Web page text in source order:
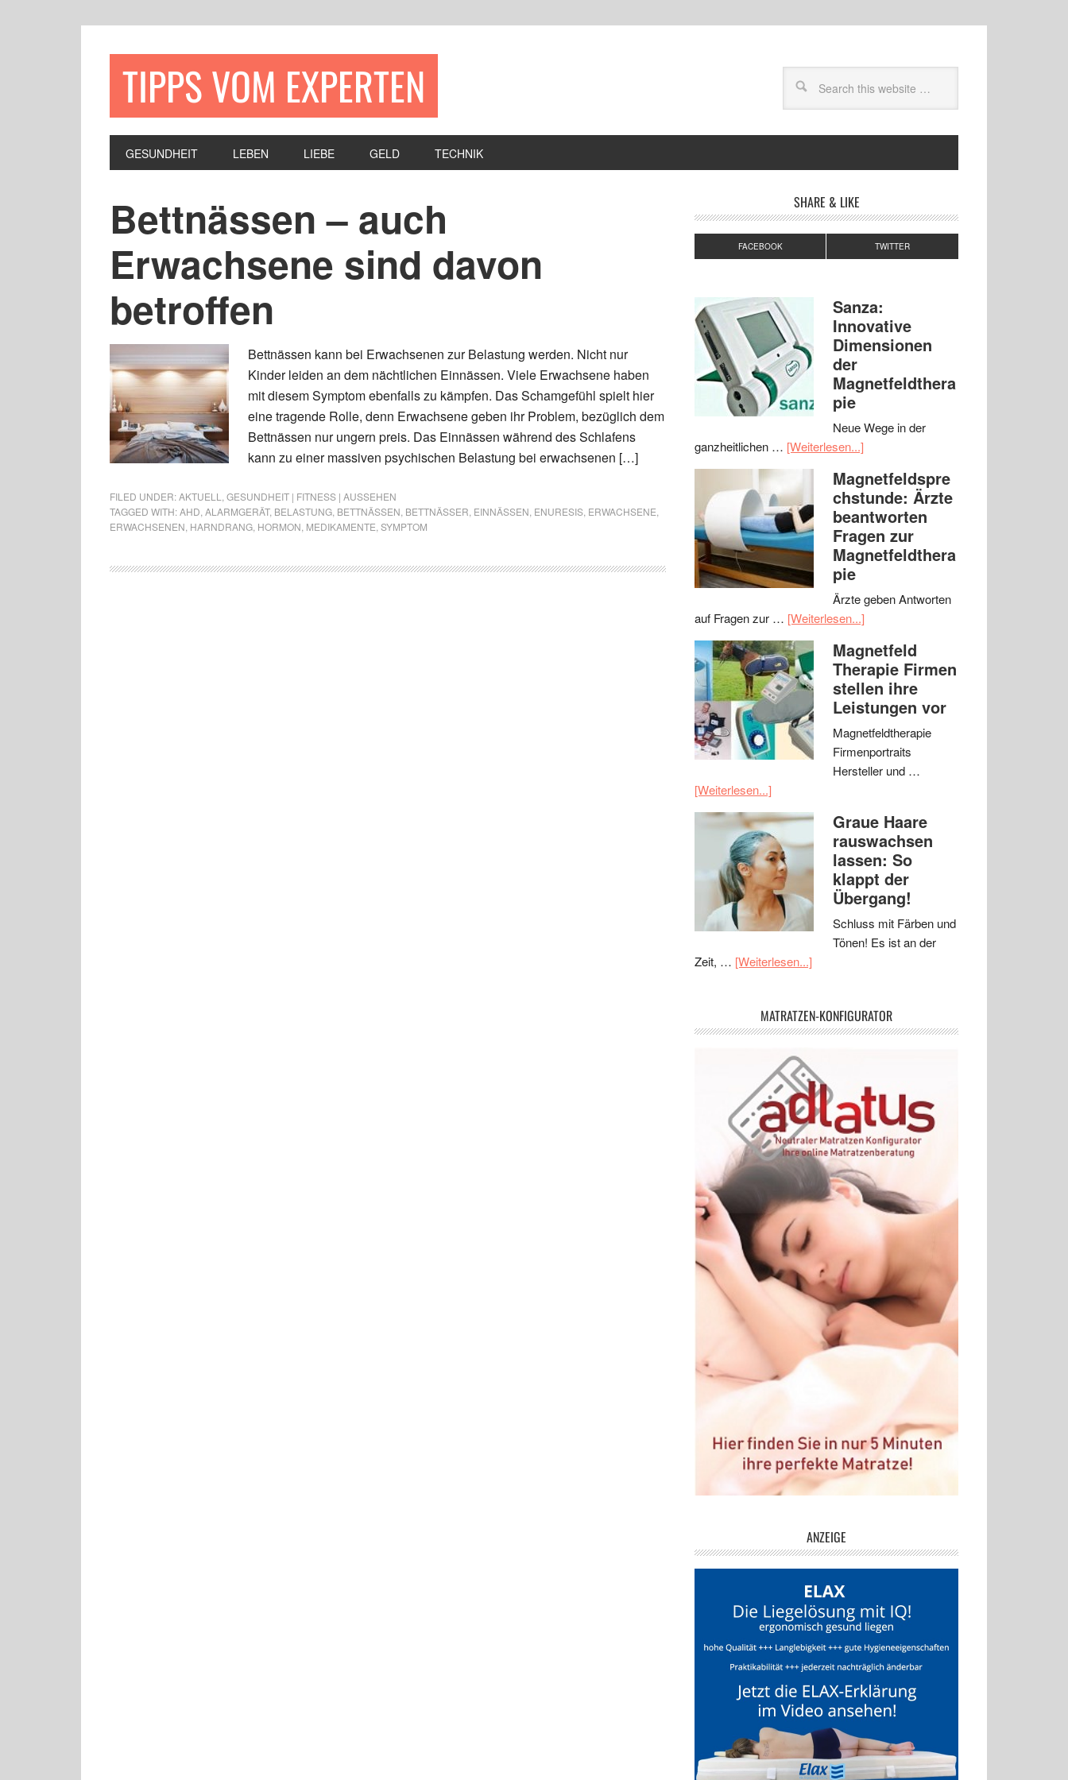
TIPPS VOM EXPERTEN
GESUNDHEIT LEBEN LIEBE GELD TECHNIK
Bettnässen – auch
Erwachsene sind davon
betroffen
Bettnässen kann bei Erwachsenen zur Belastung werden. Nicht nur
Kinder leiden an dem nächtlichen Einnässen. Viele Erwachsene haben
mit diesem Symptom ebenfalls zu kämpfen. Das Schamgefühl spielt hier
eine tragende Rolle, denn Erwachsene geben ihr Problem, bezüglich dem
Bettnässen nur ungern preis. Das Einnässen während des Schlafens
kann zu einer massiven psychischen Belastung bei erwachsenen […]
FILED UNDER:AKTUELL
GESUNDHEIT | FITNESS | AUSSEHEN
TAGGED WITH:AHD ALARMGERÄT, BELASTUNG BETTNÄSSEN BETTNÄSSER EINNÄSSEN ENURESIS ERWACHSENE
ERWACHSENEN HARNDRANG HORMON MEDIKAMENTE SYMPTOM
SHARE & LIKE
FACEBOOK TWITTER
Sanza:
Innovative
Dimensionen
der
Magnetfeldthera
pie
Neue Wege in der
ganzheitlichen … [Weiterlesen...]
Magnetfeldspre
chstunde: Ärzte
beantworten
Fragen zur
Magnetfeldthera
pie
Ärzte geben Antworten
auf Fragen zur … [Weiterlesen...]
Magnetfeld
Therapie Firmen
stellen ihre
Leistungen vor
Magnetfeldtherapie
Firmenportraits
Hersteller und …
[Weiterlesen...]
Graue Haare
rauswachsen
lassen: So
klappt der
Übergang!
Schluss mit Färben und
Tönen! Es ist an der
Zeit, … [Weiterlesen...]
MATRATZEN-KONFIGURATOR
ANZEIGE